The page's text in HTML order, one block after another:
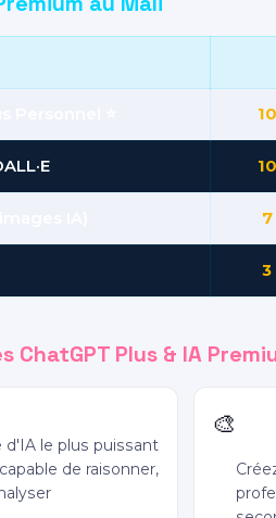
3
ChatGPT Plus & IA
d'IA le plus puissant
de raisonner,
🎨